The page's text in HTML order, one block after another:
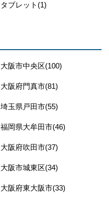
タブレット(1)
大阪市中央区(100)
大阪府門真市(81)
埼玉県戸田市(55)
福岡県大牟田市(46)
大阪府吹田市(37)
大阪市城東区(34)
大阪府東大阪市(33)